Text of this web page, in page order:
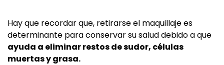
Hay que recordar que, retirarse el maquillaje es
determinante para conservar su salud debido a que
ayuda a eliminar restos de sudor, células
muertas y grasa.